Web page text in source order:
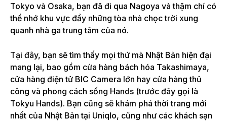
Tokyo và Osaka, bạn đã đi qua Nagoya và thậm chí có
thể nhớ khu vực đầy những tòa nhà chọc trời xung
quanh nhà ga trung tâm của nó.
Tại đây, bạn sẽ tìm thấy mọi thứ mà Nhật Bản hiện đại
mang lại, bao gồm cửa hàng bách hóa Takashimaya,
cửa hàng điện tử BIC Camera lớn hay cửa hàng thủ
công và phong cách sống Hands (trước đây gọi là
Tokyu Hands). Bạn cũng sẽ khám phá thời trang mới
nhất của Nhật Bản tại Uniqlo, cũng như các khách sạn